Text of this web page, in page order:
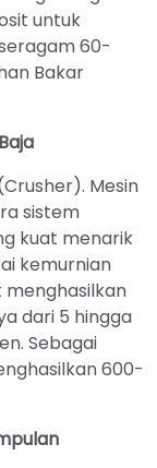
untuk
60-
Bakar
Mesin
sistem
kuat menarik
kemurnian
menghasilkan
dari 5 hingga
Sebagai
600-